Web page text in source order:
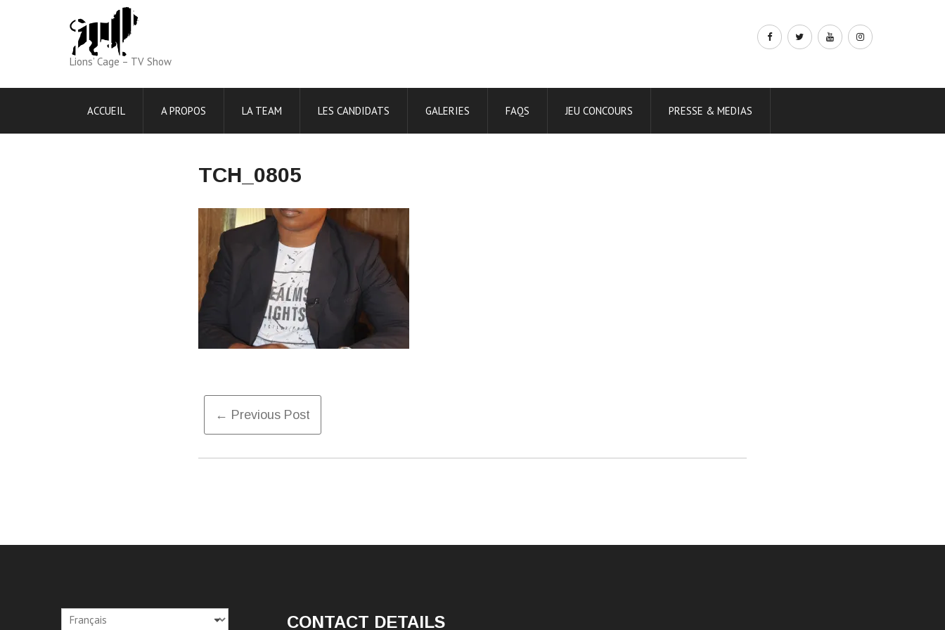
Lions’ Cage – TV Show
ACCUEIL A PROPOS LA TEAM LES CANDIDATS GALERIES FAQS JEU CONCOURS PRESSE & MEDIAS
TCH_0805
Post
← Previous Post
Choisir
CONTACT DETAILS